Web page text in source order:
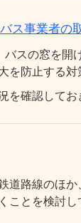
ス事業者の
スの窓を
防止する対
確認してお
路線のほ
とを検討し